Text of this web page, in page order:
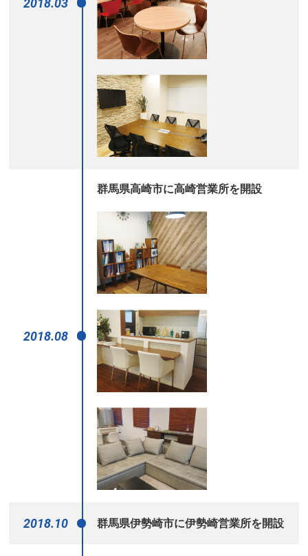
2018.08
群馬県高崎市に高崎営業所を開設
2018.10 群馬県伊勢崎市に伊勢崎営業所を開設